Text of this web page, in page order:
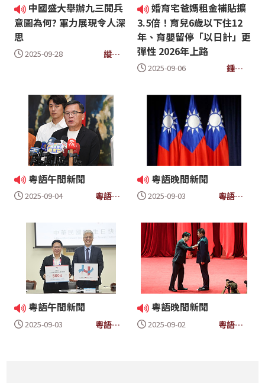
中國盛大舉辦九三閱兵
意圖為何? 軍力展現令人深
思
2025-09-28
縱橫
婚育宅爸媽租金補貼擴
3.5倍！育兒6歲以下住12
年、育嬰留停「以日計」更
彈性 2026年上路
2025-09-06
鍾聲
粵語午間新聞
2025-09-04
粵語午
粵語晚間新聞
2025-09-03
粵語晚
粵語午間新聞
2025-09-03
粵語午
粵語晚間新聞
2025-09-02
粵語晚